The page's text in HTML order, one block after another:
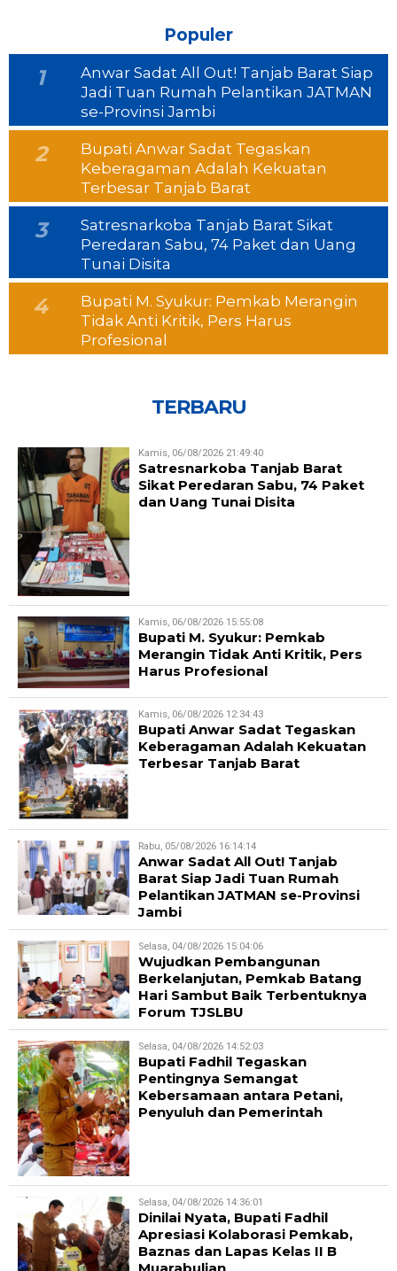
Populer
1
Anwar Sadat All Out! Tanjab Barat Siap
Jadi Tuan Rumah Pelantikan JATMAN
se-Provinsi Jambi
2
Bupati Anwar Sadat Tegaskan
Keberagaman Adalah Kekuatan
Terbesar Tanjab Barat
3
Satresnarkoba Tanjab Barat Sikat
Peredaran Sabu, 74 Paket dan Uang
Tunai Disita
4
Bupati M. Syukur: Pemkab Merangin
Tidak Anti Kritik, Pers Harus
Profesional
TERBARU
Kamis, 06/08/2026 21:49:40
Satresnarkoba Tanjab Barat
Sikat Peredaran Sabu, 74 Paket
dan Uang Tunai Disita
Kamis, 06/08/2026 15:55:08
Bupati M. Syukur: Pemkab
Merangin Tidak Anti Kritik, Pers
Harus Profesional
Kamis, 06/08/2026 12:34:43
Bupati Anwar Sadat Tegaskan
Keberagaman Adalah Kekuatan
Terbesar Tanjab Barat
Rabu, 05/08/2026 16:14:14
Anwar Sadat All Out! Tanjab
Barat Siap Jadi Tuan Rumah
Pelantikan JATMAN se-Provinsi
Jambi
Selasa, 04/08/2026 15:04:06
Wujudkan Pembangunan
Berkelanjutan, Pemkab Batang
Hari Sambut Baik Terbentuknya
Forum TJSLBU
Selasa, 04/08/2026 14:52:03
Bupati Fadhil Tegaskan
Pentingnya Semangat
Kebersamaan antara Petani,
Penyuluh dan Pemerintah
Selasa, 04/08/2026 14:36:01
Dinilai Nyata, Bupati Fadhil
Apresiasi Kolaborasi Pemkab,
Baznas dan Lapas Kelas II B